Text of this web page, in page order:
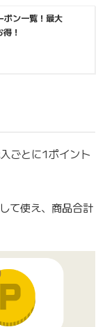
ポン一覧！最大
！
ごとに1ポイント
て使え、商品合計